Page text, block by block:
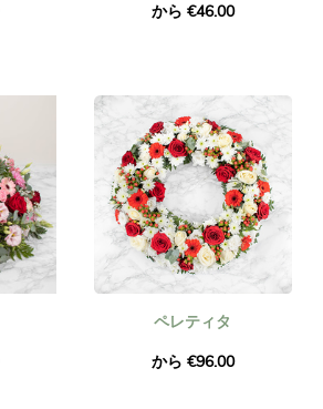
から €46.00
ペレティタ
から €96.00